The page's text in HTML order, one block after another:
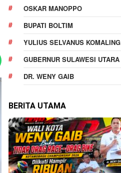
OSKAR MANOPPO
BUPATI BOLTIM
YULIUS SELVANUS KOMALING
GUBERNUR SULAWESI UTARA
DR. WENY GAIB
BERITA UTAMA